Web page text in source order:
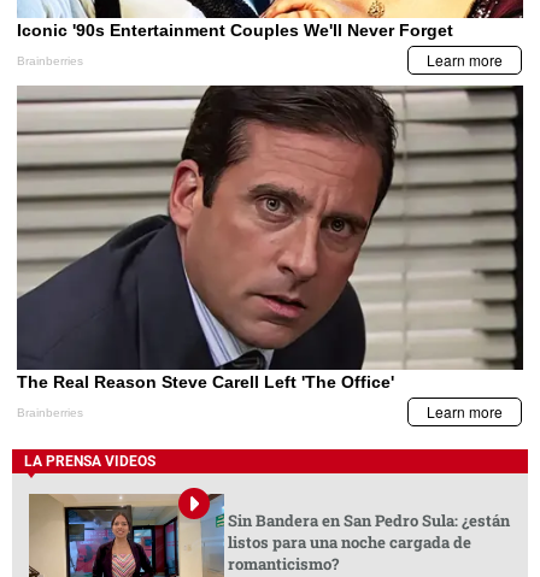
LA PRENSA VIDEOS
Sin Bandera en San Pedro Sula: ¿están
listos para una noche cargada de
romanticismo?